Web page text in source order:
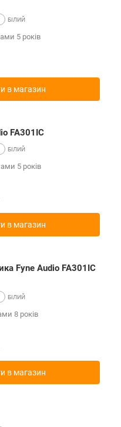
5 років
в магазин
FA301IC
5 років
в магазин
Fyne Audio FA301IC
8 років
в магазин